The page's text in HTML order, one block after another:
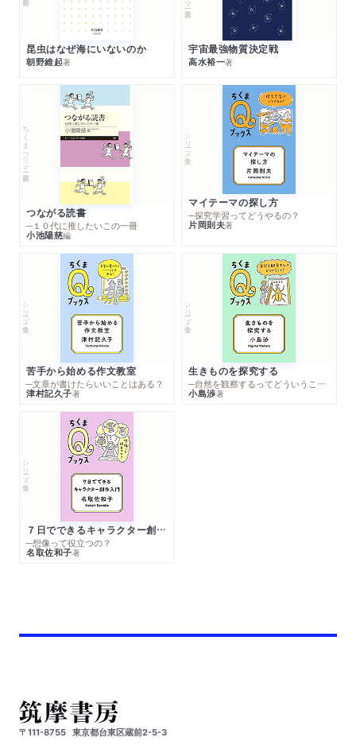
昆虫はなぜ海にいないのか
朝野維起著
宇宙最強物質決定戦
高水裕一著
ちくまプリマー新書
つながる読書
─１０代に推したいこの一冊
小池陽慈編
シリーズ・全集
マイテーマの探し方
─探究学習ってどうやるの？
片岡則夫著
シリーズ・全集
苦手から始める作文教室
─文章が書けたらいいことはある？
津村記久子著
シリーズ・全集
生きものを探究する
─自然を観察するってどういうこと？
小島渉著
シリーズ・全集
７日でできるキャラクター創作入門
─想像って役立つの？
名取佐和子著
〒111-8755 東京都台東区蔵前2-5-3